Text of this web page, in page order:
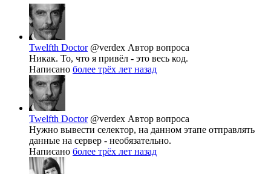
Twelfth Doctor @verdex Автор вопроса
Никак. То, что я привёл - это весь код.
Написано более трёх лет назад
Twelfth Doctor @verdex Автор вопроса
Нужно вывести селектор, на данном этапе отправлять
данные на сервер - необязательно.
Написано более трёх лет назад